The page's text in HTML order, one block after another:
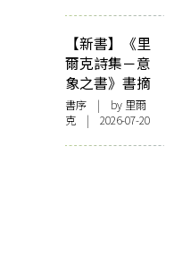
【新書】《里
爾克詩集－意
象之書》書摘
書序 | by 里爾
克 | 2026-07-20